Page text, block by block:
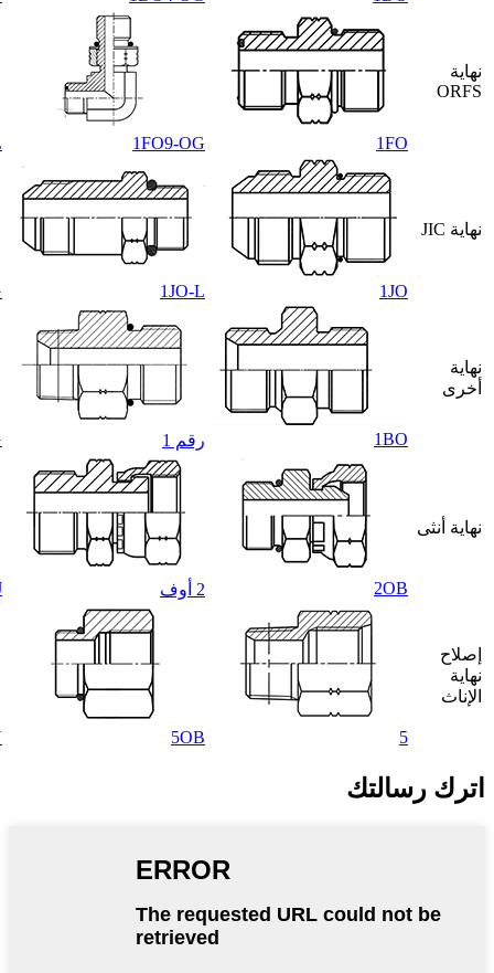
نهاية
ORFS
1FO
1FO9-OG
نهاية JIC
1JO
1JO-L
نهاية
أخرى
1BO رقم 1
نهاية أنثى
2OB 2 أوف
إصلاح
نهاية
الإناث
5
5OB
اترك رسالتك